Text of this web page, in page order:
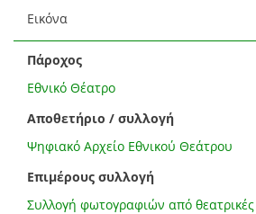
Εικόνα
Πάροχος
Εθνικό Θέατρο
Αποθετήριο / συλλογή
Ψηφιακό Αρχείο Εθνικού Θεάτρου
Επιμέρους συλλογή
Συλλογή φωτογραφιών από